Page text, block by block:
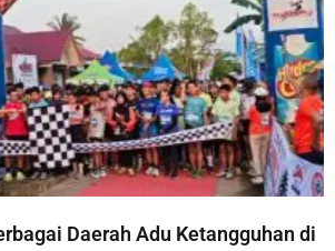
Daerah Adu Ketangguhan di